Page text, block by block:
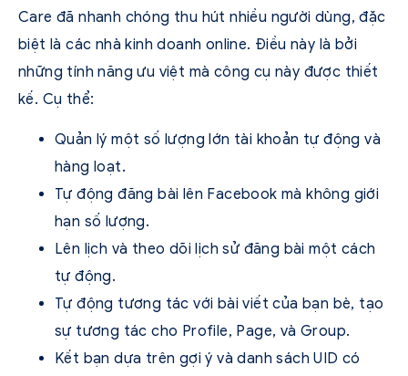
Care đã nhanh chóng thu hút nhiều người dùng, đặc
biệt là các nhà kinh doanh online. Điều này là bởi
những tính năng ưu việt mà công cụ này được thiết
kế. Cụ thể:
Quản lý một số lượng lớn tài khoản tự động và
hàng loạt.
Tự động đăng bài lên Facebook mà không giới
hạn số lượng.
Lên lịch và theo dõi lịch sử đăng bài một cách
tự động.
Tự động tương tác với bài viết của bạn bè, tạo
sự tương tác cho Profile, Page, và Group.
Kết bạn dựa trên gợi ý và danh sách UID có